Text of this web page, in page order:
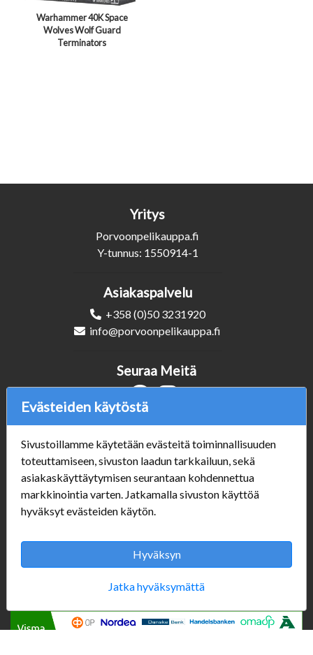
Warhammer 40K Space
Wolves Wolf Guard
Terminators
Yritys
Porvoonpelikauppa.fi
Y-tunnus: 1550914-1
Asiakaspalvelu
+358 (0)50 3231920
info@porvoonpelikauppa.fi
Verkkokauppa
#Yhteiskuntavastuu
#porvoonsithlord
Tilaus- ja toimitusehdot
ALE TUOTTEET
Aukioloajat:
Seuraa Meitä
Evästeiden käytöstä
Sivustoillamme käytetään evästeitä toiminnallisuuden
toteuttamiseen, sivuston laadun tarkkailuun, sekä
asiakaskäyttäytymisen seurantaan kohdennettua
markkinointia varten. Jatkamalla sivuston käyttöä
hyväksyt evästeiden käytön.
Hyväksyn
Jatka hyväksymättä